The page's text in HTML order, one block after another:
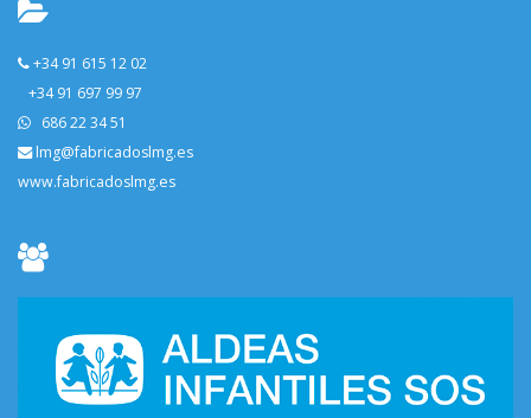
+34 91 615 12 02
+34 91 697 99 97
686 22 34 51
lmg@fabricadoslmg.es
www.fabricadoslmg.es